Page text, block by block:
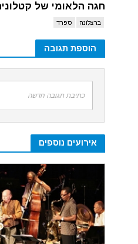
חגה הלאומי של קטלוניה
ברצלונה ספרד
הוספת תגובה
כתיבת תגובה חדשה
אירועים נוספים